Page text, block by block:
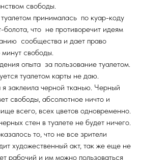
свободы.
принималась по куар-коду
болота, что не противоречит идеям
сообщества и дает право
свободы.
опыта за пользование туалетом.
туалетом карты не даю.
черной тканью. Черный
свободы, абсолютное ничто и
всего, всех цветов одновременно.
стен в туалете не будет ничего.
то, что не все зрители
художественный акт, так же еще не
рабочий и им можно пользоваться